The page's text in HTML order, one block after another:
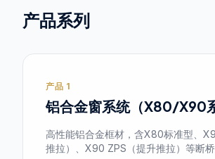
产品系列
产品 1
铝合金窗系统（X80/X90
高性能铝合金框材，含X80标准型、
推拉）、X90 ZPS（提升推拉）等断桥